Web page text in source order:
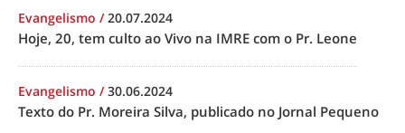
Evangelismo /20.07.2024
Hoje, 20, tem culto ao Vivo na IMRE com o Pr. Leone
Evangelismo /30.06.2024
Texto do Pr. Moreira Silva, publicado no Jornal Pequeno